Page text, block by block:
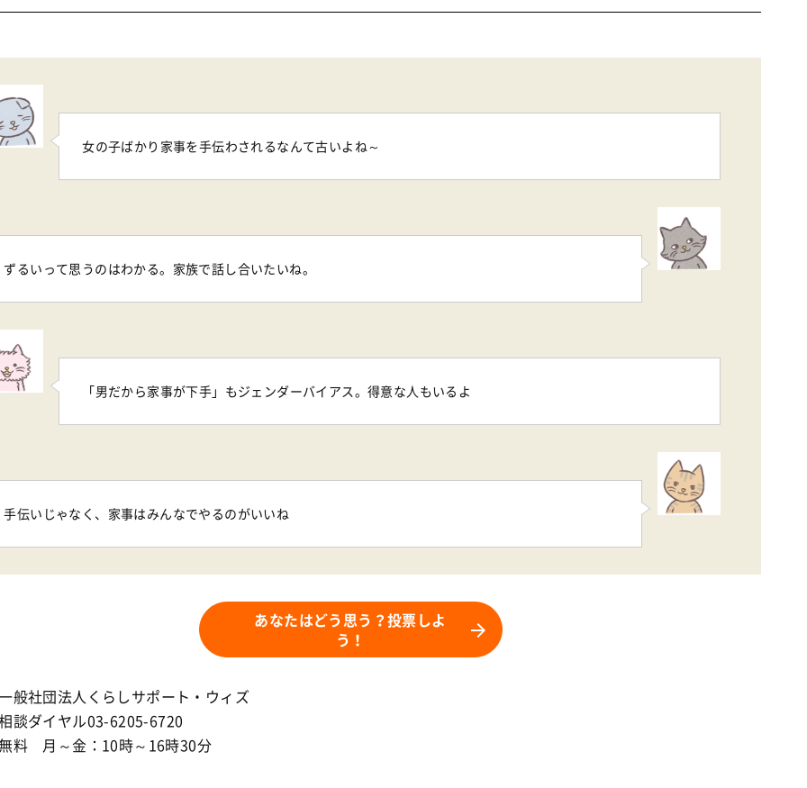
女の子ばかり家事を手伝わされるなんて古いよね～
ずるいって思うのはわかる。家族で話し合いたいね。
「男だから家事が下手」もジェンダーバイアス。得意な人もいるよ
手伝いじゃなく、家事はみんなでやるのがいいね
あなたはどう思う？投票しよ
う！
般社団法人くらしサポート・ウィズ
談ダイヤル03-6205-6720
料 月～金：10時～16時30分